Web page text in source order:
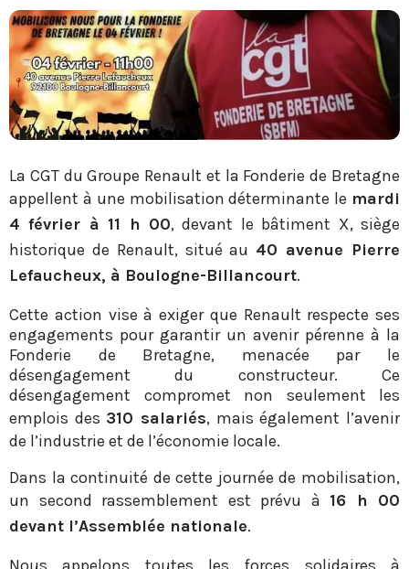
La CGT du Groupe Renault et la Fonderie de Bretagne
appellent à une mobilisation déterminante le mardi
4 février à 11 h 00, devant le bâtiment X, siège
historique de Renault, situé au 40 avenue Pierre
Lefaucheux, à Boulogne-Billancourt.
Cette action vise à exiger que Renault respecte ses
engagements pour garantir un avenir pérenne à la
Fonderie de Bretagne, menacée par le
désengagement du constructeur. Ce
désengagement compromet non seulement les
emplois des 310 salariés, mais également l’avenir
de l’industrie et de l’économie locale.
Dans la continuité de cette journée de mobilisation,
un second rassemblement est prévu à 16 h 00
devant l’Assemblée nationale.